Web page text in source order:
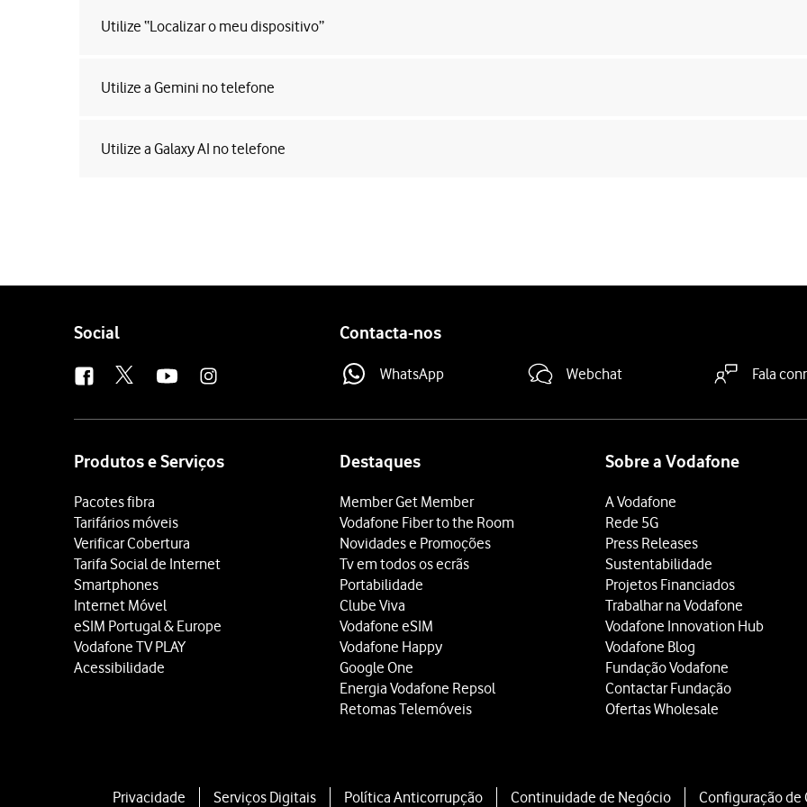
Utilize “Localizar o meu dispositivo”
Utilize a Gemini no telefone
Utilize a Galaxy AI no telefone
Follow
Social Contacta-nos
WhatsApp Webchat Fala
Produtos e Serviços
Pacotes fibra
Tarifários móveis
Verificar Cobertura
Tarifa Social de Internet
Smartphones
Internet Móvel
eSIM Portugal & Europe
Vodafone TV PLAY
Acessibilidade
Destaques
Member Get Member
Vodafone Fiber to the Room
Novidades e Promoções
Tv em todos os ecrãs
Portabilidade
Clube Viva
Vodafone eSIM
Vodafone Happy
Google One
Energia Vodafone Repsol
Retomas Telemóveis
Sobre a Vodafone
A Vodafone
Rede 5G
Press Releases
Sustentabilidade
Projetos Financiados
Trabalhar na Vodafone
Vodafone Innovation Hub
Vodafone Blog
Fundação Vodafone
Contactar Fundação
Ofertas Wholesale
Privacidade Serviços Digitais Política Anticorrupção Continuidade de Negócio Configuração de